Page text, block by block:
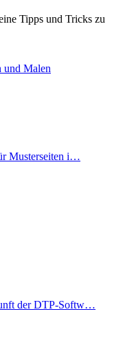
Tipps und Tricks zu
und Malen
Musterseiten i…
der DTP-Softw…